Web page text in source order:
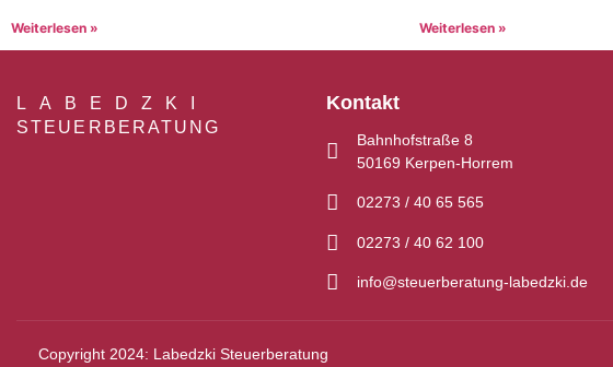
Weiterlesen » Weiterlesen »
LABEDZKI
STEUERBERATUNG
Kontakt
Bahnhofstraße 8
50169 Kerpen-Horrem
02273 / 40 65 565
02273 / 40 62 100
info@steuerberatung-labedzki.de
Copyright 2024: Labedzki Steuerberatung